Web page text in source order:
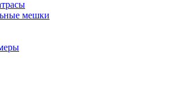
мешки